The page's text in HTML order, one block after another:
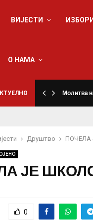
ВИЈЕСТИ ИЗБОРИ
О НАМА
Молитва
Друштво ПОЧЕЛА
ЈЕ
0